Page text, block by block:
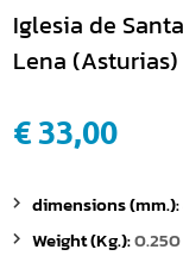
Iglesia de
Lena (Asturias)
€ 33,00
dimensions (mm.):
Weight (Kg.):0.250